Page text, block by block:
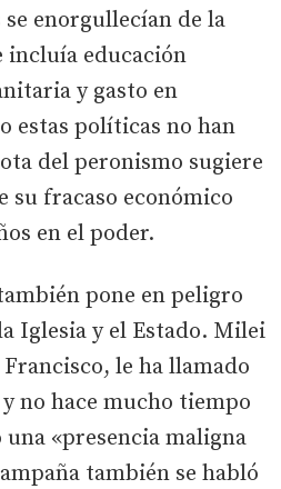
enorgullecían de la
incluía educación
y gasto en
estas políticas no han
del peronismo sugiere
su fracaso económico
en el poder.
pone en peligro
Iglesia y el Estado. Milei
le ha llamado
no hace mucho tiempo
«presencia maligna
también se habló